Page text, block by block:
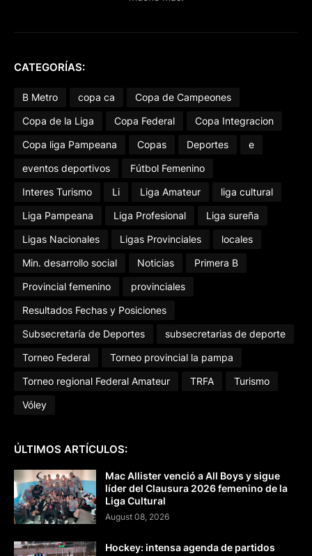
CATEGORÍAS:
B Metro copa ca
Copa de Campeones
Copa de la Liga
Copa Federal
Copa Integracion
Copa liga Pampeana
Copas Deportes
e
eventos deportivos
Fútbol Femenino
Interes Turismo
Li Liga Amateur
liga cultural
Liga Pampeana
Liga Profesional
Liga sureña
Ligas Nacionales
Ligas Provinciales
locales
Min. desarrollo social
Noticias
Primera B
Provincial femenino
provinciales
Resultados Fechas y Posiciones
Subsecretaría de Deportes
subsecretarias de deporte
Torneo Federal
Torneo provincial la pampa
Torneo regional Federal Amateur
TRFA
Turismo
Vóley
ÚLTIMOS ARTÍCULOS:
Mac Allister venció a All Boys y sigue
líder del Clausura 2026 femenino de la
Liga Cultural
August 08, 2026
Hockey: intensa agenda de partidos